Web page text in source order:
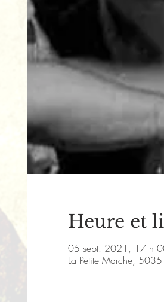
Heure et
05 sept. 2021, 17 h
La Petite Marche,